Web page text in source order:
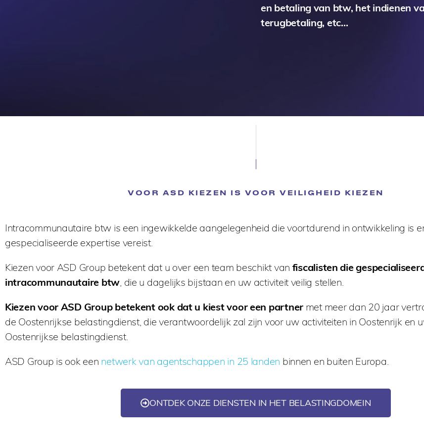
en betaling van btw, het indienen
terugbetaling, etc…
VOOR ASD KIEZEN IS VOOR VEILIGHEID KIEZEN
Intracommunautaire btw is een ingewikkelde aangelegenheid die voortdurend in ontwikkeling is
gespecialiseerde expertise vereist.
Kiezen voor ASD Group betekent dat u over een team beschikt van fiscalisten die
intracommunautaire btw, die u dagelijks bijstaan en uw activiteit veilig stellen.
Kiezen voor ASD Group betekent ook dat u kiest voor een partner met meer dan 20 jaar
de Oostenrijkse belastingdienst, die verantwoordelijk zal zijn voor uw activiteiten in Oostenrijk en
Oostenrijkse belastingdienst.
ASD Group is ook een netwerk van agentschappen in 25 landen binnen en buiten Europa.
ONTDEK ONZE DIENSTEN IN HET BELASTINGDOMEIN